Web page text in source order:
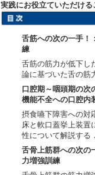
実践にお役立ていただけ
舌筋への次の一手！
練
舌筋の筋力が低下し
論に基づいた舌の筋
口腔期～咽頭期の次
機能不全への口腔内
摂食嚥下障害への対
床と軟口蓋挙上装置
性について解説する
舌骨上筋群への次の
力増強訓練